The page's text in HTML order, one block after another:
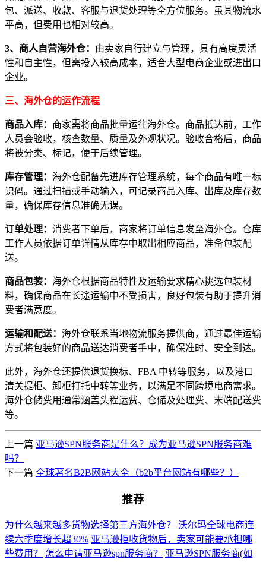
包、派送、收款、客服与退货处理等全方位服务。虽其物流水
平高，但费用也相对较高。
3、商人自营海外仓： 由卖家自行建立与管理，具有高度灵活
性和自主性，但需投入较高成本，适合大型电商企业或进出口
企业。
三、海外仓的运作流程
商品入库： 商家需将商品批量运往海外仓。商品抵达前，工作
人员会验收，核查数量、质量及外观状况。验收合格后，商品
将被分类、标记，便于后续管理。
库存管理： 海外仓配备先进库存管理系统，每个商品有唯一标
识码。通过扫描或手动输入，可记录商品入库、出库及库存数
量，确保库存信息准确无误。
订单处理： 消费者下单后，商家将订单信息发至海外仓。仓库
工作人员依据订单详情从库存中取出相应商品，准备包装配
送。
商品包装： 海外仓根据商品特性及运输要求精心挑选包装材
料，确保商品在长途运输中不受损害，良好包装有助于提升消
费者满意度。
运输和配送： 海外仓联系当地物流服务提供商，通过最佳运输
方式将包装好的商品送达消费者手中，确保准时、安全到达。
此外，海外仓还提供退货换标、FBA 中转等服务，以及港口
清关提柜、卸柜打托中转等业务，以满足不同跨境电商需求。
海外仓储费用通常涵盖头程运费、仓储及处理费、末端配送费
等。
上一篇 亚马逊SPN服务商是什么？成为亚马逊SPN服务商难
吗？
下一篇 全球著名B2B网站大全（b2b平台网站有哪些？）
推荐
为什么越来越多货物选择第三方海外仓？
沃尔玛全球电商连
续六季度增长超30% 亚马逊拒收货物后，卖家可能要承担哪
些费用？
怎么申请亚马逊spn服务商？
亚马逊SPN服务商(如